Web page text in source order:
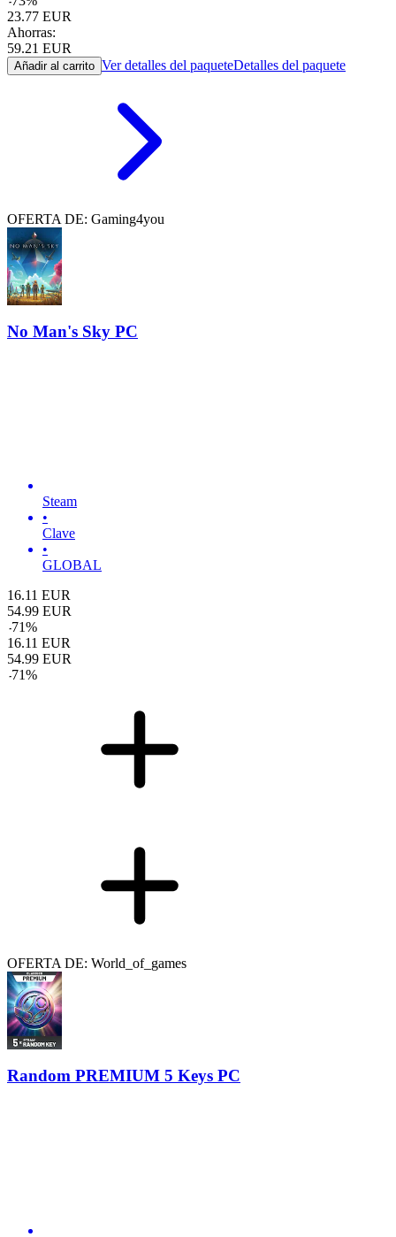
23.77 EUR
Ahorras:
59.21 EUR
Añadir al carrito Ver detalles del paqueteDetalles del paquete
OFERTA DE: Gaming4you
No Man's Sky PC
Steam
•
Clave
•
GLOBAL
16.11 EUR
54.99 EUR
-71%
16.11 EUR
54.99 EUR
-71%
OFERTA DE: World_of_games
Random PREMIUM 5 Keys PC